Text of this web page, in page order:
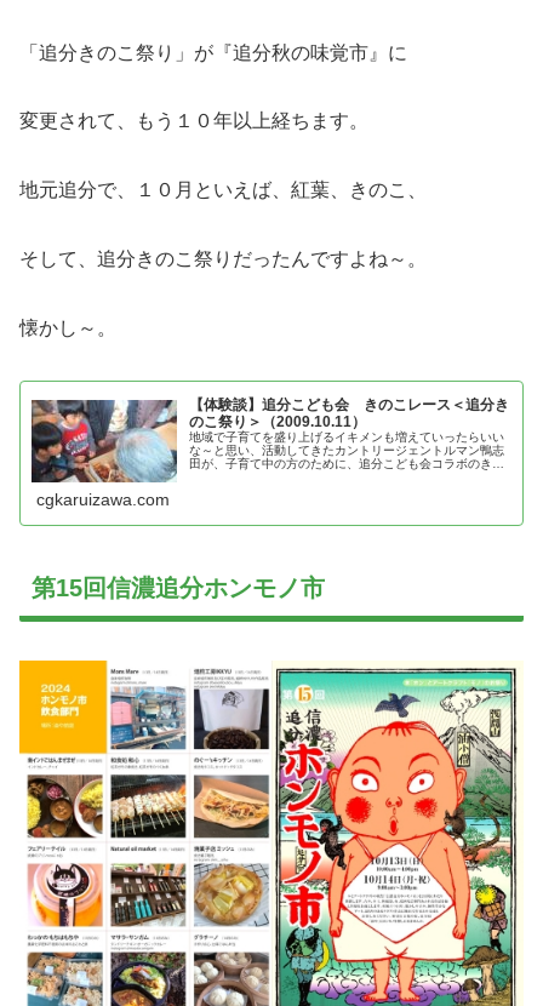
「追分きのこ祭り」が『追分秋の味覚市』に
変更されて、もう１０年以上経ちます。
地元追分で、１０月といえば、紅葉、きのこ、
そして、追分きのこ祭りだったんですよね～。
懐かし～。
【体験談】追分こども会 きのこレース＜追分き
のこ祭り＞（2009.10.11）
地域で子育てを盛り上げるイキメンも増えていったらいい
な～と思い、活動してきたカントリージェントルマン鴨志
田が、子育て中の方のために、追分こども会コラボのきの
cgkaruizawa.com
第15回信濃追分ホンモノ市